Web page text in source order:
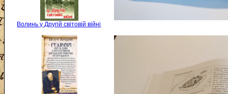
Волинь у Другій світовій війні